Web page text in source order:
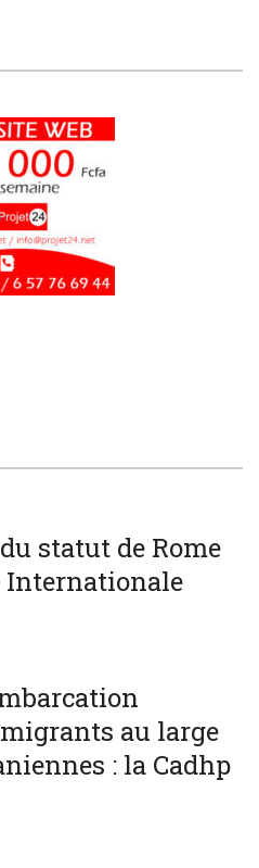
statut de Rome
Internationale
au large
: la Cadhp